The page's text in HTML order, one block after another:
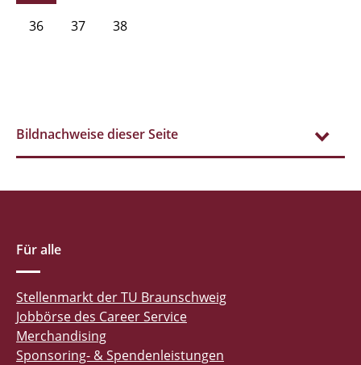
36 37 38
Bildnachweise dieser Seite
Für alle
Stellenmarkt der TU Braunschweig
Jobbörse des Career Service
Merchandising
Sponsoring- & Spendenleistungen